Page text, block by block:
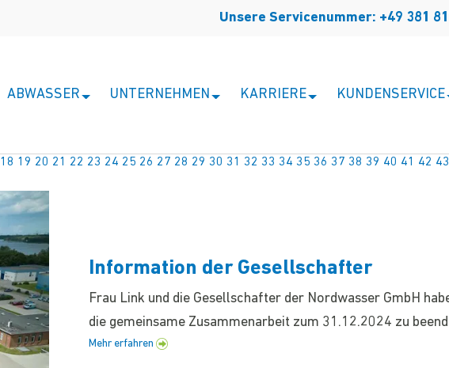
Unsere Servicenummer: +49 381
ABWASSER UNTERNEHMEN KARRIERE KUNDENSERVICE
18 19 20 21 22 23 24 25 26 27 28 29 30 31 32 33 34 35 36 37 38 39 40 41 42 43
Information der Gesellschafter
Frau Link und die Gesellschafter der Nordwasser GmbH
die gemeinsame Zusammenarbeit zum 31.12.2024 zu
Mehr erfahren